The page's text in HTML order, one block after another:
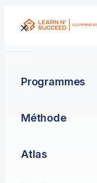
Programmes
Méthode
Atlas